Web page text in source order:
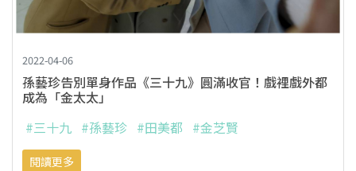
2022-04-06
孫藝珍告別單身作品《三十九》圓滿收官！戲裡戲外都
成為「金太太」
#三十九 #孫藝珍 #田美都 #金芝賢
閱讀更多